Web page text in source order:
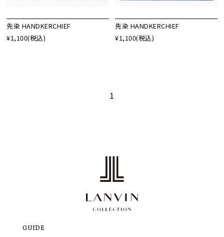
先染 HANDKERCHIEF
¥1,100(税込)
先染 HANDKERCHIEF
¥1,100(税込)
1
GUIDE